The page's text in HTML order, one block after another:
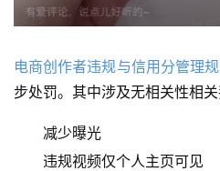
电商创作者违规与信用分管理规
步处罚。其中涉及无相关性相
减少曝光
违规视频仅个人主页可见